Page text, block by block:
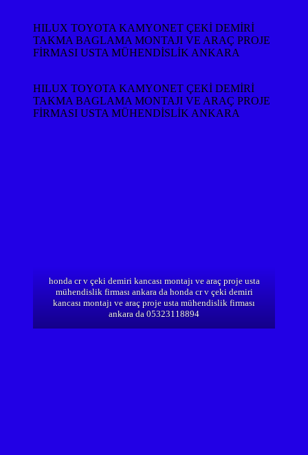
HILUX TOYOTA KAMYONET ÇEKİ DEMİRİ
TAKMA BAGLAMA MONTAJI VE ARAÇ PROJE
FİRMASI USTA MÜHENDİSLİK ANKARA
HILUX TOYOTA KAMYONET ÇEKİ DEMİRİ
TAKMA BAGLAMA MONTAJI VE ARAÇ PROJE
FİRMASI USTA MÜHENDİSLİK ANKARA
honda cr v çeki demiri kancası montajı ve araç proje usta
mühendislik firması ankara da honda cr v çeki demiri
kancası montajı ve araç proje usta mühendislik firması
ankara da 05323118894